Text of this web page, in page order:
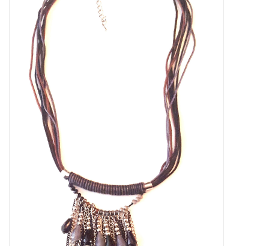
Haaraccesoires
Zonnebrillen
Fashion
ON THE BEACH
Charmin*s
Ohlala Jewels
LIFESTYLE PRODUCTEN